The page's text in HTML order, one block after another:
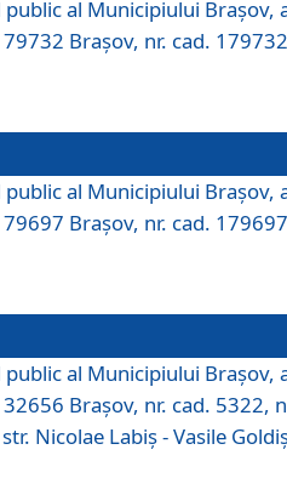
al Municipiului Braşov,
Brașov, nr. cad.
al Municipiului Braşov,
Brașov, nr. cad.
al Municipiului Braşov,
Brașov, nr. cad. 5322,
Nicolae Labiș - Vasile